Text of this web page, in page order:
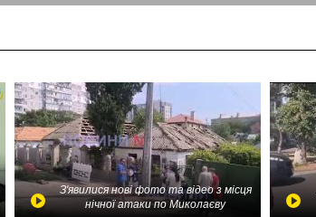
З'явилися нові фото та відео з місця
нічної атаки по Миколаєву